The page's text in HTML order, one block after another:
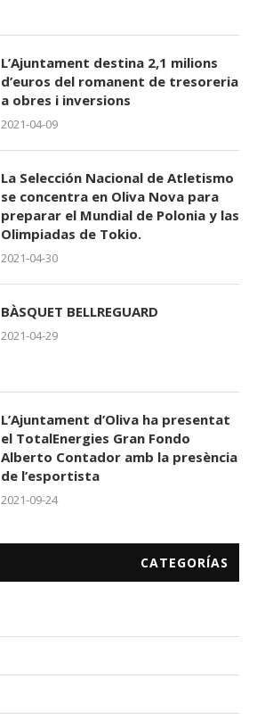
L’Ajuntament destina 2,1 milions
d’euros del romanent de tresoreria
a obres i inversions
2021-04-09
La Selección Nacional de Atletismo
se concentra en Oliva Nova para
preparar el Mundial de Polonia y las
Olimpiadas de Tokio.
2021-04-30
BÀSQUET BELLREGUARD
2021-04-29
L’Ajuntament d’Oliva ha presentat
el TotalEnergies Gran Fondo
Alberto Contador amb la presència
de l’esportista
2021-09-24
CATEGORÍAS